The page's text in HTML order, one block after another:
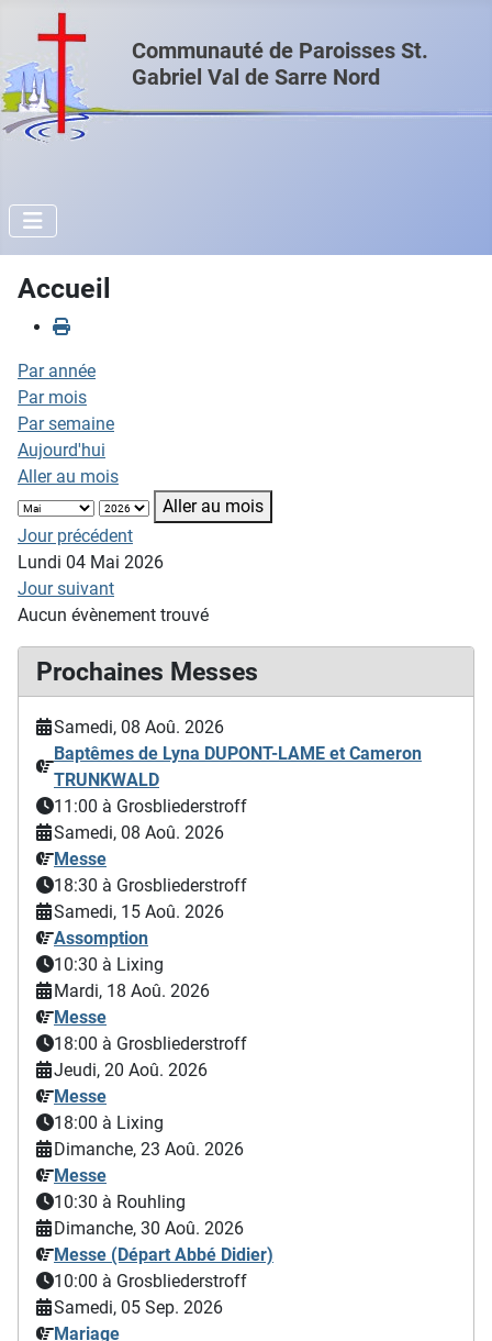
Communauté de Paroisses St.
Gabriel Val de Sarre Nord
Accueil
Par année
Par mois
Par semaine
Aujourd'hui
Aller au mois
Aller au mois
Jour précédent
Lundi 04 Mai 2026
Jour suivant
Aucun évènement trouvé
Prochaines Messes
Samedi, 08 Aoû. 2026
Baptêmes de Lyna DUPONT-LAME et Cameron
TRUNKWALD
11:00 à Grosbliederstroff
Samedi, 08 Aoû. 2026
Messe
18:30 à Grosbliederstroff
Samedi, 15 Aoû. 2026
Assomption
10:30 à Lixing
Mardi, 18 Aoû. 2026
Messe
18:00 à Grosbliederstroff
Jeudi, 20 Aoû. 2026
Messe
18:00 à Lixing
Dimanche, 23 Aoû. 2026
Messe
10:30 à Rouhling
Dimanche, 30 Aoû. 2026
Messe (Départ Abbé Didier)
10:00 à Grosbliederstroff
Samedi, 05 Sep. 2026
Mariage